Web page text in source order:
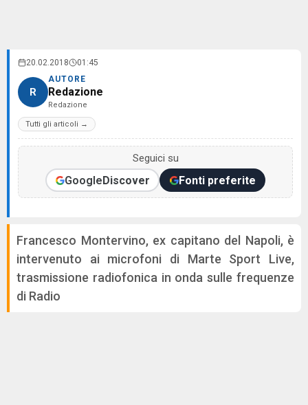
20.02.2018 01:45
R
AUTORE
Redazione
Redazione
Tutti gli articoli →
Seguici su
GoogleDiscover Fonti preferite
Francesco Montervino, ex capitano del Napoli, è
intervenuto ai microfoni di Marte Sport Live,
trasmissione radiofonica in onda sulle frequenze
di Radio